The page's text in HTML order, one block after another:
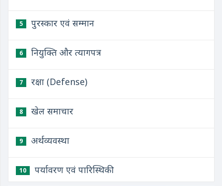
5 पुरस्कार एवं सम्मान
6 नियुक्ति और त्यागपत्र
7 रक्षा (Defense)
8 खेल समाचार
9 अर्थव्यवस्था
10 पर्यावरण एवं पारिस्थिकी